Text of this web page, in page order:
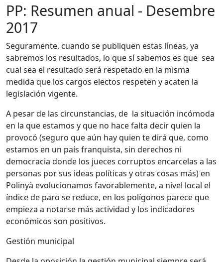
PP: Resumen anual - Desembre
2017
Seguramente, cuando se publiquen estas líneas, ya
sabremos los resultados, lo que sí sabemos es que sea
cual sea el resultado será respetado en la misma
medida que los cargos electos respeten y acaten la
legislación vigente.
A pesar de las circunstancias, de la situación incómoda
en la que estamos y que no hace falta decir quien la
provocó (seguro que aún hay quien te dirá que, como
estamos en un país franquista, sin derechos ni
democracia donde los jueces corruptos encarcelas a las
personas por sus ideas políticas y otras cosas más) en
Polinyà evolucionamos favorablemente, a nivel local el
índice de paro se reduce, en los polígonos parece que
empieza a notarse más actividad y los indicadores
económicos son positivos.
Gestión municipal